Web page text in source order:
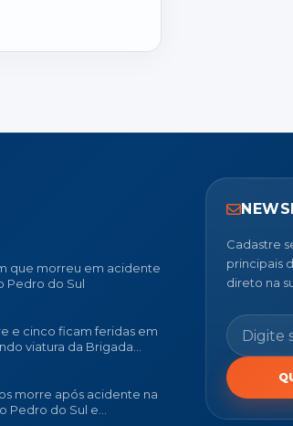
que morreu em acidente
Pedro do Sul
e cinco ficam feridas em
viatura da Brigada
morre após acidente na
Pedro do Sul e
Cadastre
principais
direto na